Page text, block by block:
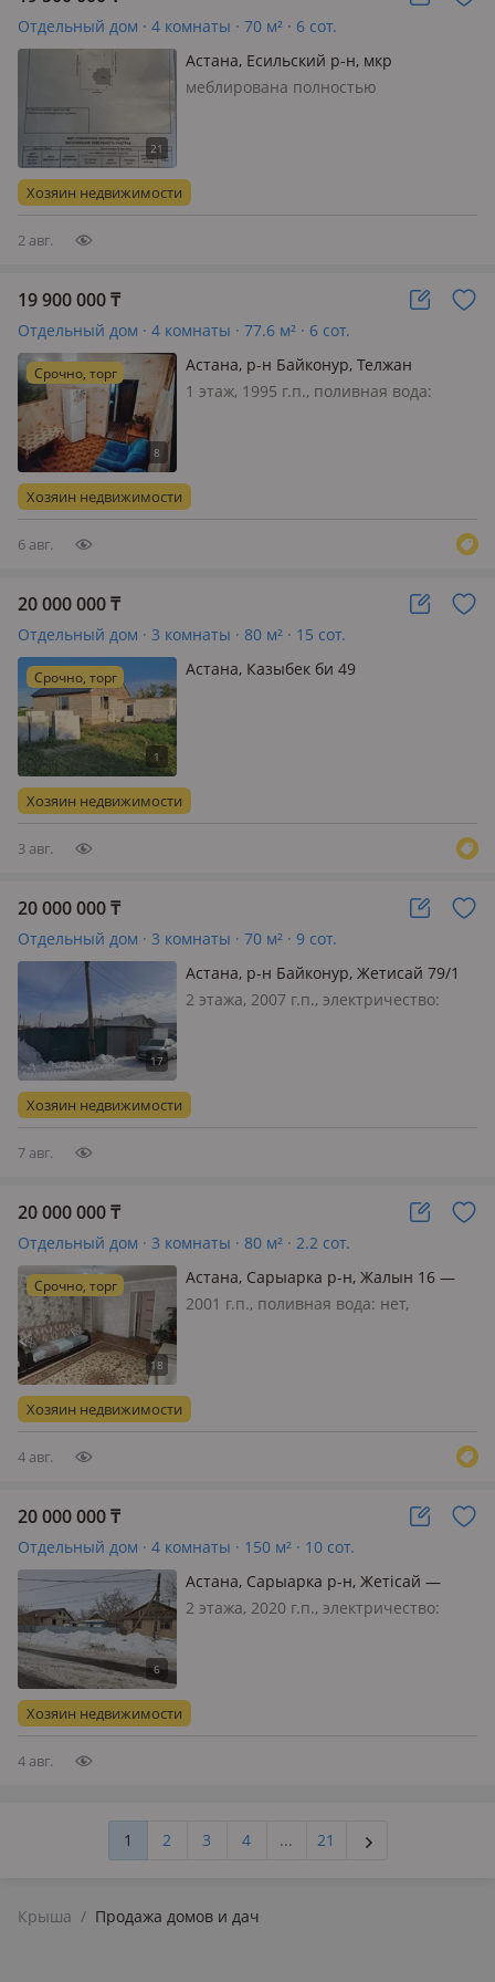
Отдельный дом · 4 комнаты · 70 м² · 6 сот.
Астана, Есильский р-н, мкр
Пригородный, Гвоздика 58
меблирована полностью
Хозяин недвижимости
2 авг.
19 900 000₸
Отдельный дом · 4 комнаты · 77.6 м² · 6 сот.
Срочно, торг
Астана, р-н Байконур, Телжан
Шонанулы 30
1 этаж, 1995 г.п., поливная вода:
площадью 74 кв м. 6 соток земли.
Центральное отопление,
Хозяин недвижимости
6 авг.
20 000 000₸
Отдельный дом · 3 комнаты · 80 м² · 15 сот.
Срочно, торг Астана, Казыбек би 49
Хозяин недвижимости
3 авг.
20 000 000₸
Отдельный дом · 3 комнаты · 70 м² · 9 сот.
Астана, р-н Байконур, Жетисай 79/1
2 этажа, 2007 г.п., электричество:
Продается благоустроенный участок
площадью 9 соток с двумя домами.
Хозяин недвижимости
7 авг.
20 000 000₸
Отдельный дом · 3 комнаты · 80 м² · 2.2 сот.
Срочно, торг
Астана, Сарыарка р-н, Жалын 16 —
Миржакып Дулатова
2001 г.п., поливная вода: нет,
проходит ‼️ Дома выполнен свежий
косметический ремонт. В шаговой
Хозяин недвижимости
4 авг.
20 000 000₸
Отдельный дом · 4 комнаты · 150 м² · 10 сот.
Астана, Сарыарка р-н, Жетісай —
Малахова
2 этажа, 2020 г.п., электричество:
угловая, огорожена металлическим
забором, заезд с дву…
Хозяин недвижимости
4 авг.
1 2 3 4 ... 21
Крыша / Продажа домов и дач